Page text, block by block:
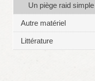
Un piège raid simple
Autre matériel
Littérature